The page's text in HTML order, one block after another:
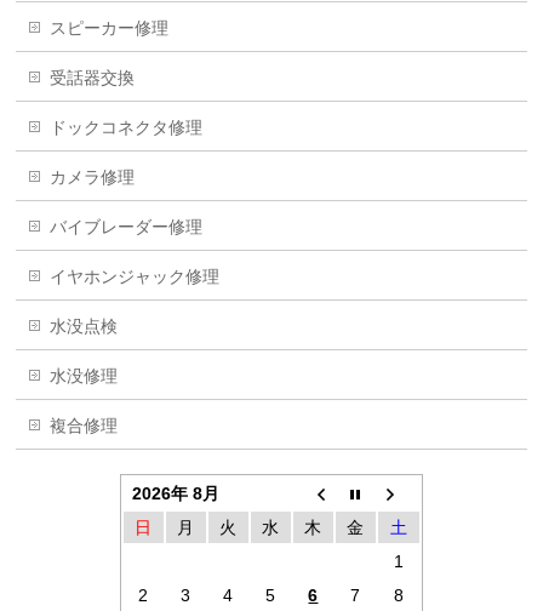
スピーカー修理
受話器交換
ドックコネクタ修理
カメラ修理
バイブレーダー修理
イヤホンジャック修理
水没点検
水没修理
複合修理
2026年 8月
日
月 火 水 木 金
土
1
2
3 4 5 6 7
8